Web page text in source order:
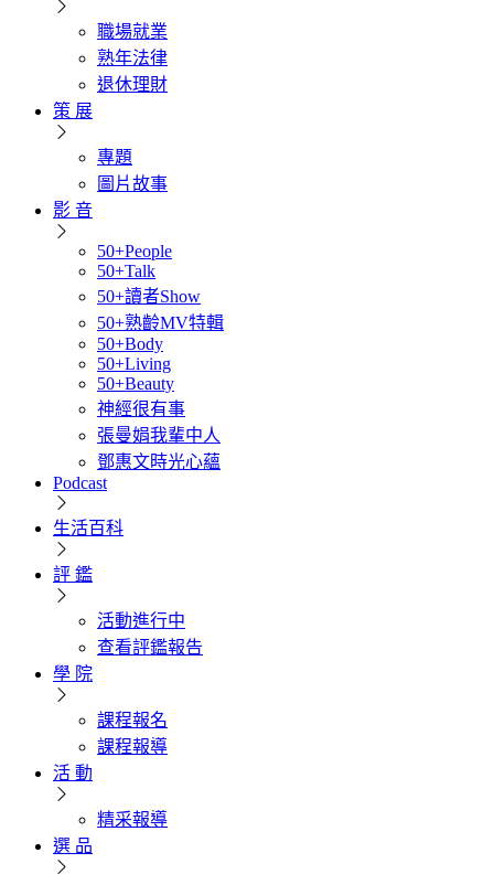
職場就業
熟年法律
退休理財
策 展
專題
圖片故事
影 音
50+People
50+Talk
50+讀者Show
50+熟齡MV特輯
50+Body
50+Living
50+Beauty
神經很有事
張曼娟我輩中人
鄧惠文時光心蘊
Podcast
生活百科
評 鑑
活動進行中
查看評鑑報告
學 院
課程報名
課程報導
活 動
精采報導
選 品